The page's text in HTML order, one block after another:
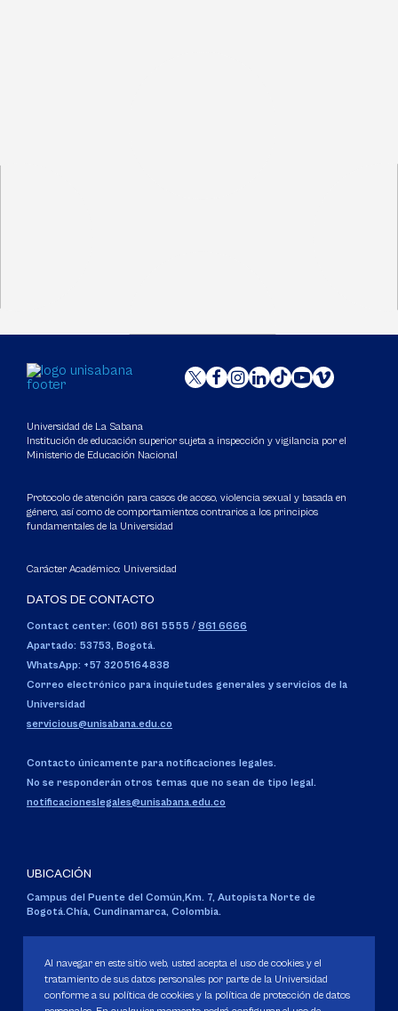
Universidad de La Sabana
Institución de educación superior sujeta a inspección y vigilancia por el
Ministerio de Educación Nacional
Protocolo de atención para casos de acoso, violencia sexual y basada en
género, así como de comportamientos contrarios a los principios
fundamentales de la Universidad
Carácter Académico: Universidad
DATOS DE CONTACTO
Contact center: (601) 861 5555 / 861 6666
Apartado: 53753, Bogotá.
WhatsApp: +57 3205164838
Correo electrónico para inquietudes generales y servicios de la
Universidad
servicious@unisabana.edu.co
Contacto únicamente para notificaciones legales.
No se responderán otros temas que no sean de tipo legal.
notificacioneslegales@unisabana.edu.co
UBICACIÓN
Campus del Puente del Común,Km. 7, Autopista Norte de
Bogotá.Chía, Cundinamarca, Colombia.
Personería Jurídica:Resolución 130 del 14 de enero de 1980.
Ministerio de Educación Nacional.
Al navegar en este sitio web, usted acepta el uso de cookies y el
tratamiento de sus datos personales por parte de la Universidad
conforme a su política de cookies y la política de protección de datos